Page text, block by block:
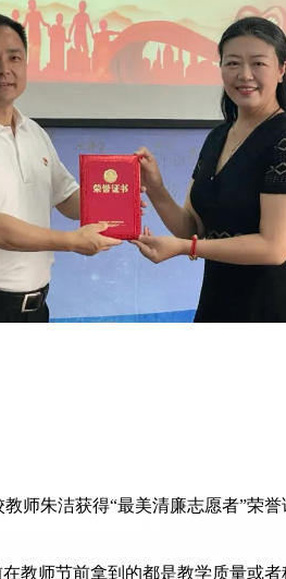
师朱洁获得“最美清廉志愿者”荣誉
教师节前拿到的都是教学质量或